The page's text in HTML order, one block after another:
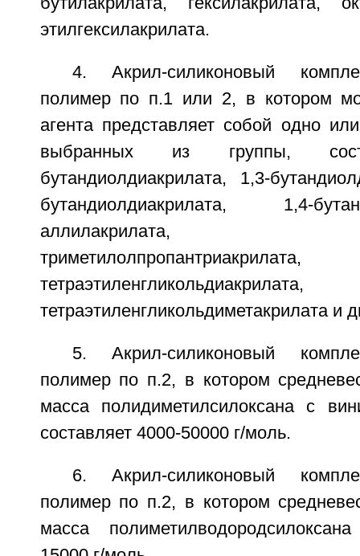
этилгексилакрилата.
4. Акрил-силиконовый
полимер по п.1 или 2, в котором
агента представляет собой одно
выбранных из группы,
бутандиолдиакрилата, 1,3-
бутандиолдиакрилата, 1,4-
аллилакрилата,
триметилолпропантриакрилата,
тетраэтиленгликольдиакрилата,
тетраэтиленгликольдиметакрилата и
5. Акрил-силиконовый
полимер по п.2, в котором
масса полидиметилсилоксана с
составляет 4000-50000 г/моль.
6. Акрил-силиконовый
полимер по п.2, в котором
масса